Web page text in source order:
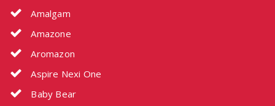
Amalgam
Amazone
Aromazon
Aspire Nexi One
Baby Bear